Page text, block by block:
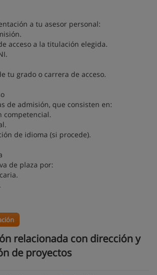
a tu asesor personal:
acceso a la titulación elegida.
tu grado o carrera de acceso.
de admisión, que consisten en:
competencial.
de idioma (si procede).
de plaza por:
relacionada con dirección y
de proyectos